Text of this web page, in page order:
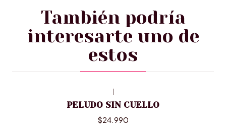
También podría
interesarte uno de
estos
PELUDO SIN CUELLO
$24.990